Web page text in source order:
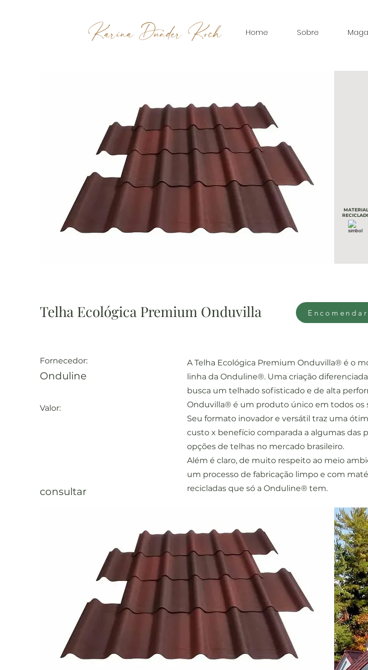
Home Sobre
MATERIAL
Telha Ecológica Premium Onduvilla Encomendar
Fornecedor:
Onduline
Valor:
consultar
A Telha Ecológica Premium Onduvilla® é o
linha da Onduline®. Uma criação
busca um telhado sofisticado e de alta
Onduvilla® é um produto único em todos os
Seu formato inovador e versátil traz uma
custo x benefício comparada a algumas das
opções de telhas no mercado brasileiro.
Além é claro, de muito respeito ao meio
um processo de fabricação limpo e com
recicladas que só a Onduline® tem.